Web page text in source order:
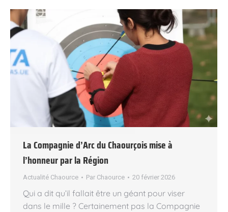
La Compagnie d’Arc du Chaourçois mise à
l’honneur par la Région
Actualité Chaource Par Chaource 20 février 2026
Qui a dit qu’il fallait être un géant pour viser
dans le mille ? Certainement pas la Compagnie